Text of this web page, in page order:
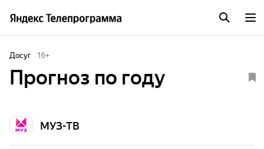
Досуг 16+
Прогноз по году
МУЗ-ТВ